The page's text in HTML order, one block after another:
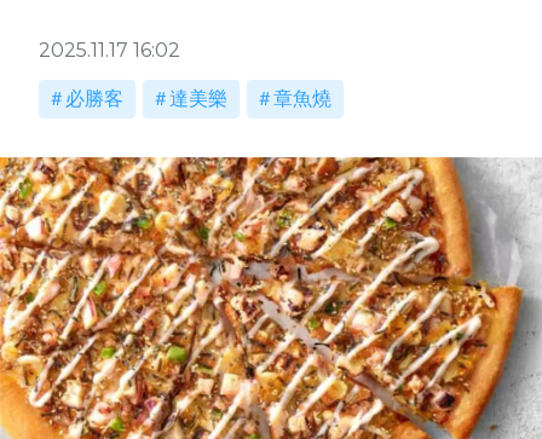
2025.11.17 16:02
必勝客 達美樂 章魚燒